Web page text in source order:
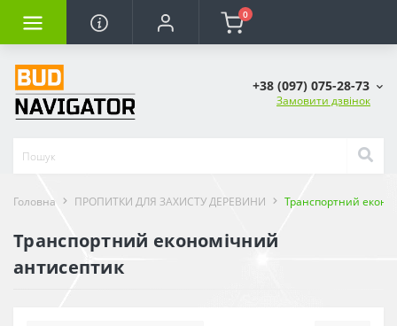
0
+38 (097) 075-28-73
Замовити дзвінок
Головна ПРОПИТКИ ДЛЯ ЗАХИСТУ ДЕРЕВИНИ Транспортний
Транспортний економічний
антисептик